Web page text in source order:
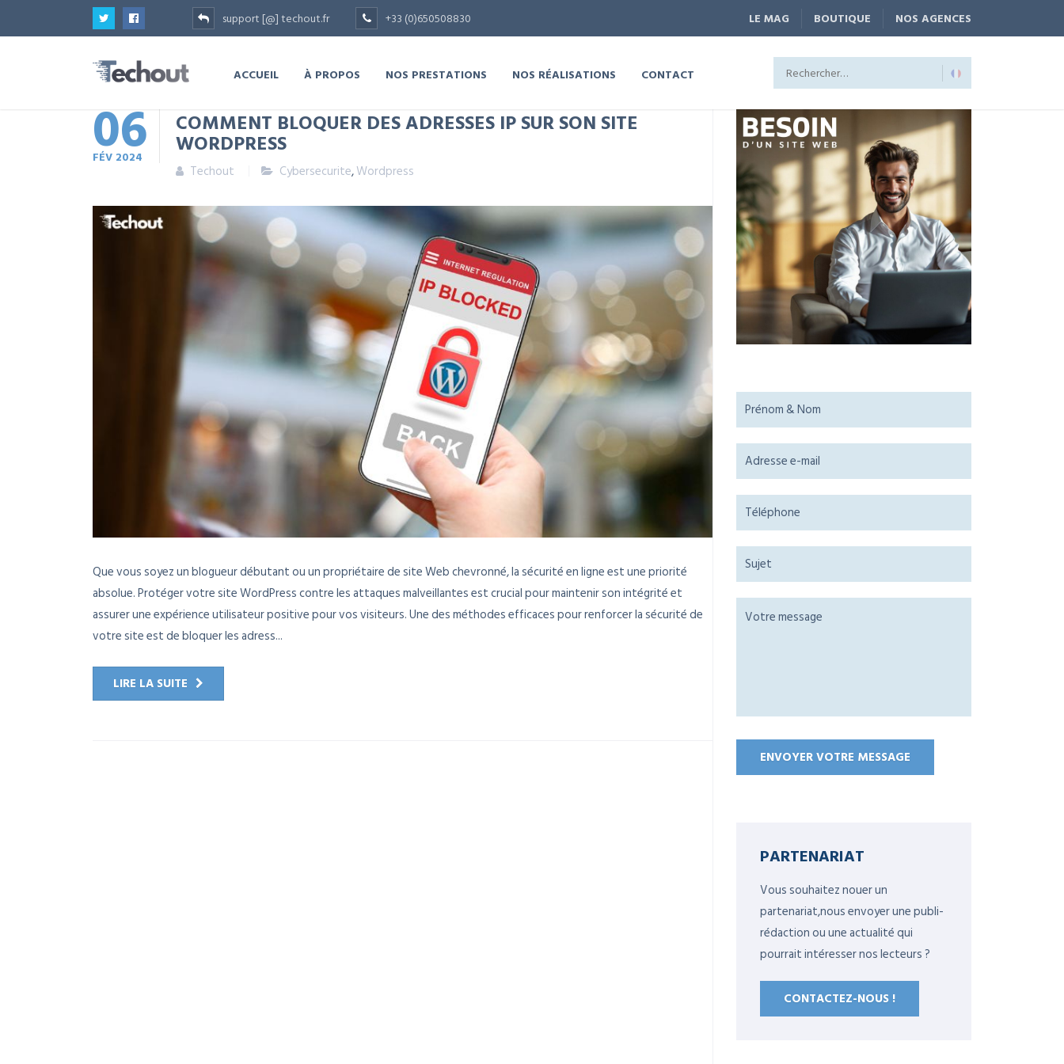
support [@] techout.fr +33 (0)650508830 LE MAG BOUTIQUE NOS AGENCES
ACCUEIL À PROPOS NOS PRESTATIONS NOS RÉALISATIONS CONTACT
06
FÉV 2024
COMMENT BLOQUER DES ADRESSES IP SUR SON SITE
WORDPRESS
Techout Cybersecurite,Wordpress
Que vous soyez un blogueur débutant ou un propriétaire de site Web chevronné, la sécurité en ligne est une priorité
absolue. Protéger votre site WordPress contre les attaques malveillantes est crucial pour maintenir son intégrité et
assurer une expérience utilisateur positive pour vos visiteurs. Une des méthodes efficaces pour renforcer la sécurité de
votre site est de bloquer les adress...
LIRE LA SUITE
PARTENARIAT
Vous souhaitez nouer un
partenariat,nous envoyer une publi-
rédaction ou une actualité qui
pourrait intéresser nos lecteurs ?
CONTACTEZ-NOUS !